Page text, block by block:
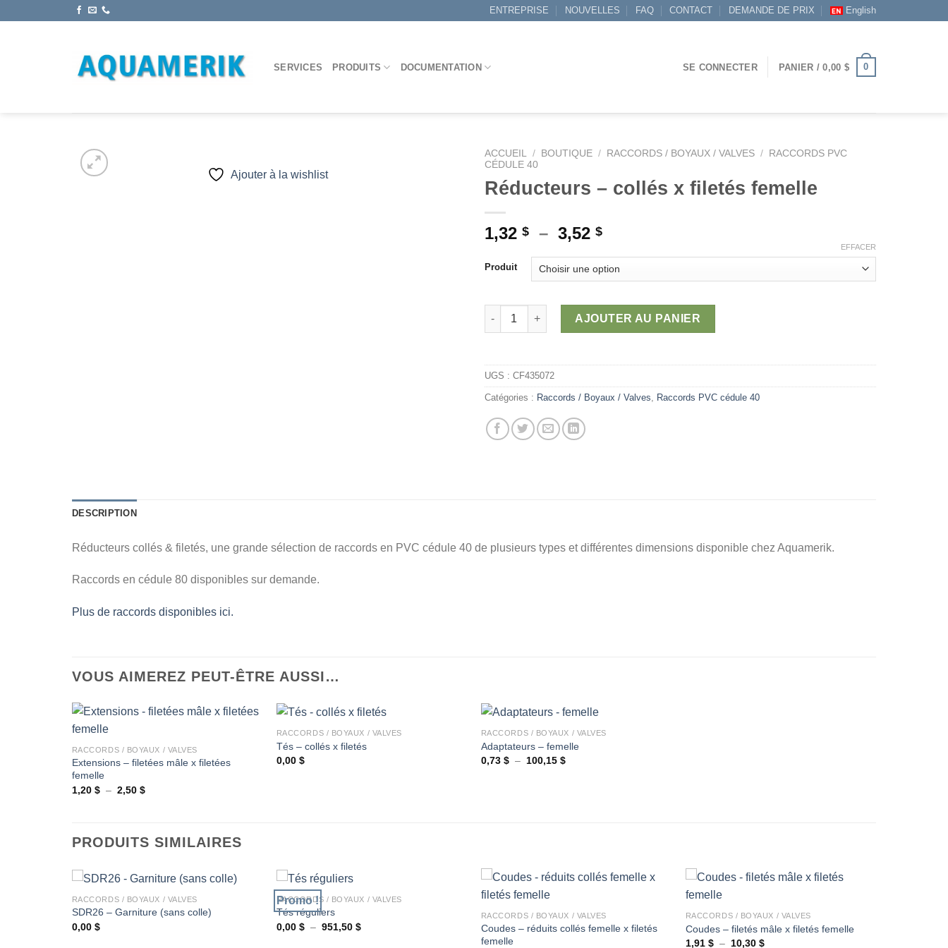
ENTREPRISE NOUVELLES FAQ CONTACT DEMANDE DE PRIX English
SERVICES PRODUITS DOCUMENTATION SE CONNECTER PANIER /0,00 $ 0
Ajouter à la wishlist
ACCUEIL / BOUTIQUE / RACCORDS / BOYAUX / VALVES /
RACCORDS PVC
CÉDULE 40
Réducteurs – collés x filetés femelle
1,32 $ – 3,52 $Plage
prix :
1,32 $
à
3,52 $
Produit
EFFACER
quantité de Réducteurs - collés x filetés femelle
AJOUTER AU PANIER
UGS : CF435072
Catégories : Raccords / Boyaux / Valves Raccords PVC cédule 40
DESCRIPTION
Réducteurs collés & filetés, une grande sélection de raccords en PVC cédule 40 de plusieurs types et différentes dimensions disponible chez Aquamerik.
Raccords en cédule 80 disponibles sur demande.
Plus de raccords disponibles ici.
VOUS AIMEREZ PEUT-ÊTRE AUSSI…
Ajouter
RACCORDS / BOYAUX / VALVES
Extensions – filetées mâle x filetées
femelle
1,20 $ – 2,50 $Plage
2,50 $
+
RACCORDS / BOYAUX / VALVES
Tés – collés x filetés
0,00 $
+
RACCORDS / BOYAUX / VALVES
Adaptateurs – femelle
0,73 $ – 100,15 $Plage
PRODUITS SIMILAIRES
+
RACCORDS / BOYAUX / VALVES
SDR26 – Garniture (sans colle)
0,00 $
Promo !
+
RACCORDS / BOYAUX / VALVES
Tés réguliers
0,00 $ – 951,50 $Plage
Ajouter
+
RACCORDS / BOYAUX / VALVES
Coudes – réduits collés femelle x filetés
femelle
Ajouter
RACCORDS / BOYAUX / VALVES
Coudes – filetés mâle x filetés femelle
1,91 $ – 10,30 $Plage